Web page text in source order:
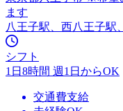
ます
八王子駅、西八王子駅
シフト
1日8時間 週1日からOK
交通費支給